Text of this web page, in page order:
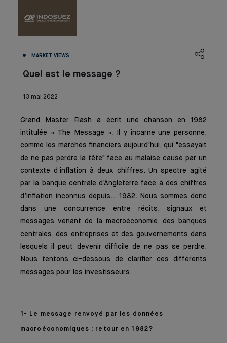
MARKET VIEWS
Quel est le message ?
13 mai 2022
Grand Master Flash a écrit une chanson en 1982
intitulée « The Message ». Il y incarne une personne,
comme les marchés financiers aujourd'hui, qui "essayait
de ne pas perdre la tête" face au malaise causé par un
contexte d’inflation à deux chiffres. Un spectre agité
par la banque centrale d’Angleterre face à des chiffres
d’inflation inconnus depuis… 1982. Nous sommes donc
dans une concurrence entre récits, signaux et
messages venant de la macroéconomie, des banques
centrales, des entreprises et des gouvernements dans
lesquels il peut devenir difficile de ne pas se perdre.
Nous tentons ci-dessous de clarifier ces différents
messages pour les investisseurs.
1- Le message renvoyé par les données
macroéconomiques : retour en 1982?